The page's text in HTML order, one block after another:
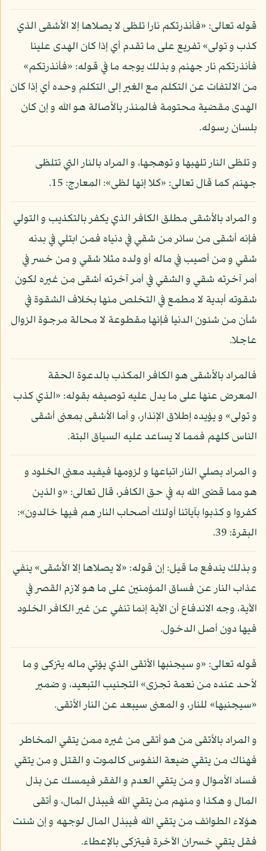
قوله تعالى: «فأنذرتكم نارا تلظى لا يصلاها إلا الأشقى الذي
كذب و تولى» تفريع على ما تقدم أي إذا كان الهدى علينا
فأنذرتكم نار جهنم و بذلك يوجه ما في قوله: «فأنذرتكم»
من الالتفات عن التكلم مع الغير إلى التكلم وحده أي إذا كان
الهدى مقضية محتومة فالمنذر بالأصالة هو الله و إن كان
بلسان رسوله.
و تلظى النار تلهبها و توهجها، و المراد بالنار التي تتلظى
جهنم كما قال تعالى: «كلا إنها لظى»: المعارج: 15.
و المراد بالأشقى مطلق الكافر الذي يكفر بالتكذيب و التولي
فإنه أشقى من سائر من شقي في دنياه فمن ابتلي في بدنه
شقي و من أصيب في ماله أو ولده مثلا شقي و من خسر في
أمر آخرته شقي و الشقي في أمر آخرته أشقى من غيره لكون
شقوته أبدية لا مطمع في التخلص منها بخلاف الشقوة في
شأن من شئون الدنيا فإنها مقطوعة لا محالة مرجوة الزوال
عاجلا.
فالمراد بالأشقى هو الكافر المكذب بالدعوة الحقة
المعرض عنها على ما يدل عليه توصيفه بقوله: «الذي كذب
و تولى» و يؤيده إطلاق الإنذار، و أما الأشقى بمعنى أشقى
الناس كلهم فمما لا يساعد عليه السياق البتة.
و المراد بصلي النار اتباعها و لزومها فيفيد معنى الخلود و
هو مما قضى الله به في حق الكافر، قال تعالى: «و الذين
كفروا و كذبوا بآياتنا أولئك أصحاب النار هم فيها خالدون»:
البقرة: 39.
و بذلك يندفع ما قيل: إن قوله: «لا يصلاها إلا الأشقى» ينفي
عذاب النار عن فساق المؤمنين على ما هو لازم القصر في
الآية، وجه الاندفاع أن الآية إنما تنفي عن غير الكافر الخلود
فيها دون أصل الدخول.
قوله تعالى: «و سيجنبها الأتقى الذي يؤتي ماله يتزكى و ما
لأحد عنده من نعمة تجزى» التجنيب التبعيد، و ضمير
«سيجنبها» للنار، و المعنى سيبعد عن النار الأتقى.
و المراد بالأتقى من هو أتقى من غيره ممن يتقي المخاطر
فهناك من يتقي ضيعة النفوس كالموت و القتل و من يتقي
فساد الأموال و من يتقي العدم و الفقر فيمسك عن بذل
المال و هكذا و منهم من يتقي الله فيبذل المال، و أتقى
هؤلاء الطوائف من يتقي الله فيبذل المال لوجهه و إن شئت
فقل يتقي خسران الآخرة فيتزكى بالإعطاء.